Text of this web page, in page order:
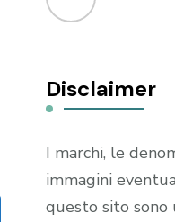
Disclaimer
I marchi, le
immagini
questo sito sono